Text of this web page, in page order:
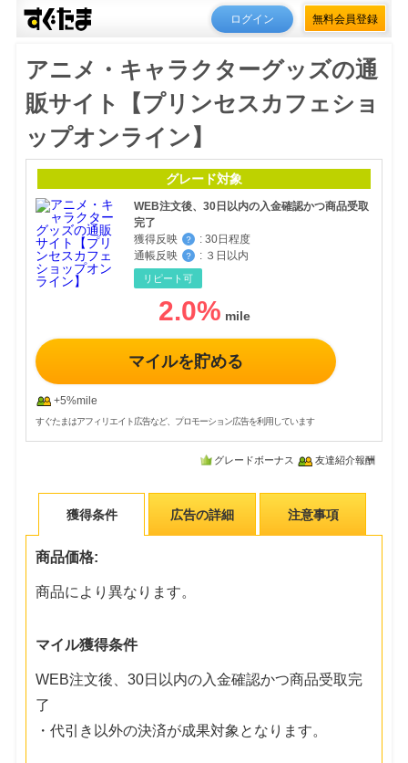
ログイン 無料会員登録
アニメ・キャラクターグッズの通
販サイト【プリンセスカフェショ
ップオンライン】
グレード対象
WEB注文後、30日以内の入金確認かつ商品受取
完了
獲得反映
？ : 30日程度
通帳反映
？ : ３日以内
リピート可
2.0%
マイルを貯める
+5%mile
すぐたまはアフィリエイト広告など、プロモーション広告を利用しています
グレードボーナス 友達紹介報酬
獲得条件 広告の詳細 注意事項
商品価格:
商品により異なります。
マイル獲得条件
WEB注文後、30日以内の入金確認かつ商品受取完
了
・代引き以外の決済が成果対象となります。